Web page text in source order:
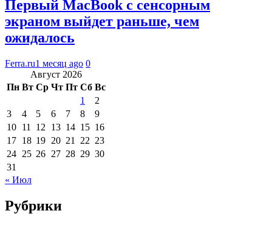
Первый MacBook с сенсорным
экраном выйдет раньше, чем
ожидалось
Ferra.ru1 месяц ago 0
Август 2026
Пн Вт Ср Чт Пт Сб Вс
1
2
3
4 5 6 7 8
9
10 11 12 13 14 15 16
17 18 19 20 21 22 23
24 25 26 27 28 29 30
31
« Июл
Рубрики